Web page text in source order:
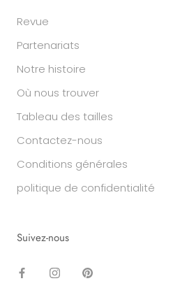
Revue
Partenariats
Notre histoire
Où nous trouver
Tableau des tailles
Contactez-nous
Conditions générales
politique de confidentialité
Suivez-nous